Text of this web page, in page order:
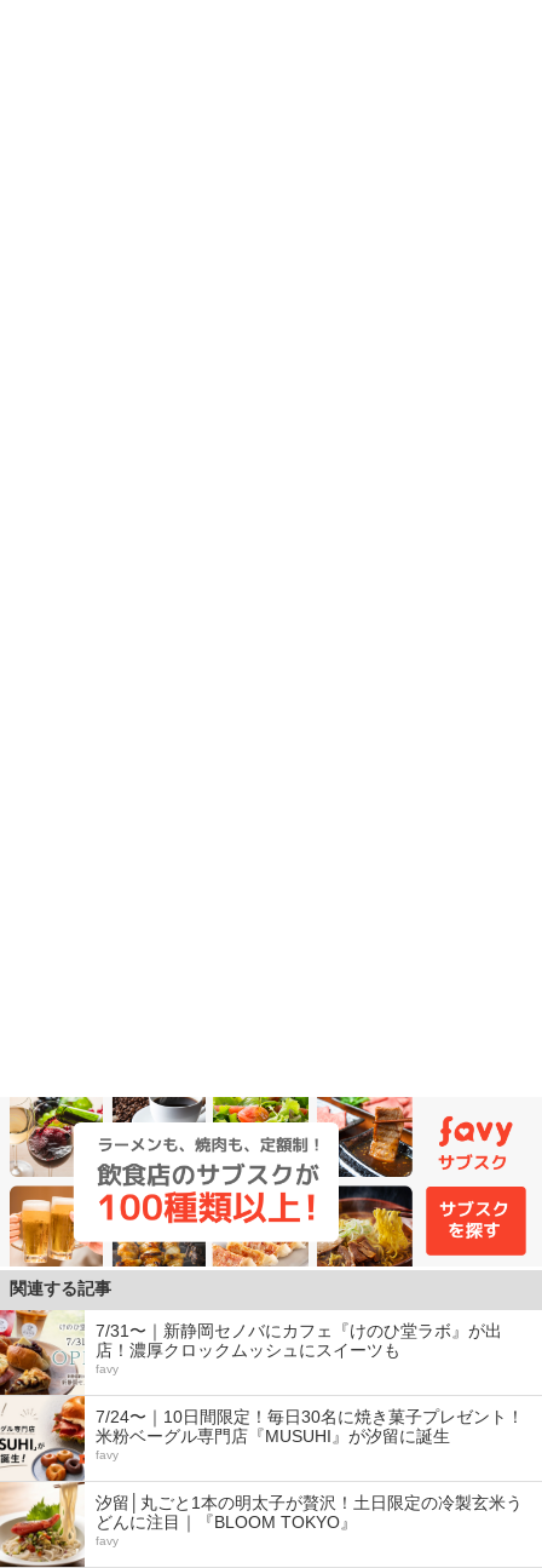
関連する記事
7/31〜｜新静岡セノバにカフェ『けのひ堂ラボ』が出
店！濃厚クロックムッシュにスイーツも
favy
7/24〜｜10日間限定！毎日30名に焼き菓子プレゼント！
米粉ベーグル専門店『MUSUHI』が汐留に誕生
favy
汐留│丸ごと1本の明太子が贅沢！土日限定の冷製玄米う
どんに注目｜『BLOOM TOKYO』
favy